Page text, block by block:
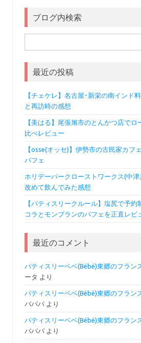
ブログ内検索
索:
最近の投稿
【チェケレ】名古屋･新栄の南インド
と再訪時の感想
【美はる】尾張旭市のとんかつ店でロ
比べレビュー
【osse(オッセ)】伊勢市の古民家カフ
パフェ
ホリデーパークローストワークス(中
改めて飲んでみた感想
【パティスリークルール】塩尻で予約
コラとモンブランのパフェを正直レビ
最近のコメント
パティスリーベベ(Bébé)東郷のフラン
ータ より
パティスリーベベ(Bébé)東郷のフラン
バパパより
パティスリーベベ(Bébé)東郷のフラン
バパパより